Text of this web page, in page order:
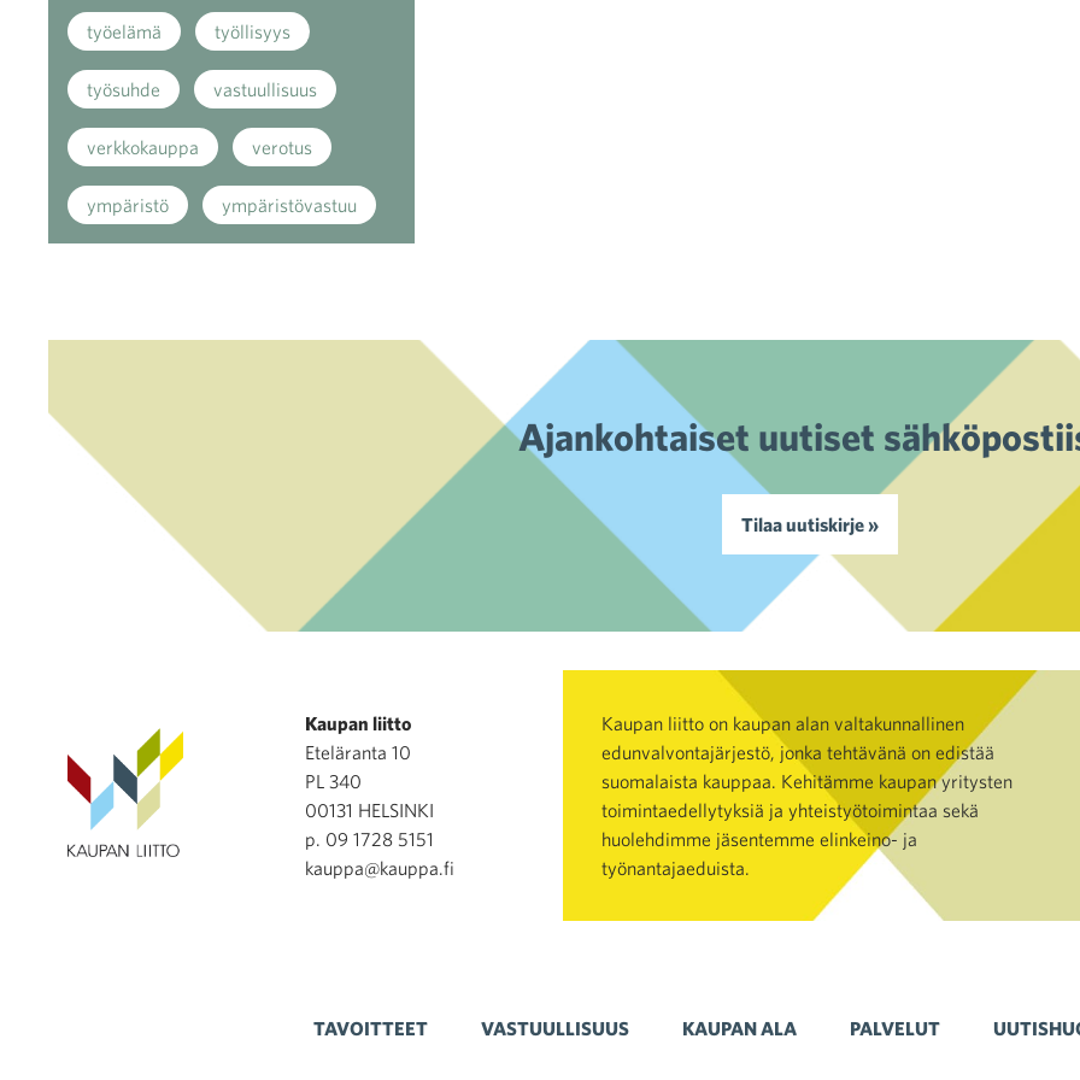
työelämä työllisyys
työsuhde vastuullisuus
verkkokauppa verotus
ympäristö ympäristövastuu
Ajankohtaiset uutiset
Tilaa uutiskirje »
Kaupan liitto
Eteläranta 10
PL 340
00131 HELSINKI
p. 09 1728 5151
kauppa@kauppa.fi
Kaupan liitto on kaupan alan valtakunnallinen
edunvalvontajärjestö, jonka tehtävänä on edistää
suomalaista kauppaa. Kehitämme kaupan yritysten
toimintaedellytyksiä ja yhteistyötoimintaa sekä
huolehdimme jäsentemme elinkeino- ja
työnantajaeduista.
TAVOITTEET VASTUULLISUUS KAUPAN ALA PALVELUT